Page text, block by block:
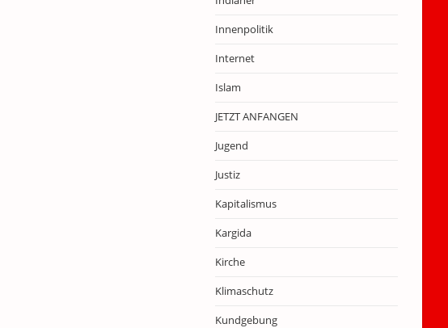
Innenpolitik
Internet
Islam
JETZT ANFANGEN
Jugend
Justiz
Kapitalismus
Kargida
Kirche
Klimaschutz
Kundgebung